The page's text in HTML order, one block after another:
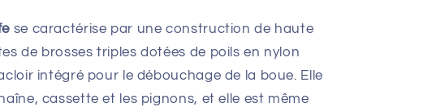
se caractérise par une construction de haute
de brosses triples dotées de poils en nylon
intégré pour le débouchage de la boue. Elle
cassette et les pignons, et elle est même